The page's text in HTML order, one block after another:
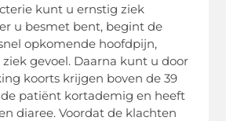
kunt u ernstig ziek
u besmet bent, begint de
opkomende hoofdpijn,
gevoel. Daarna kunt u door
koorts krijgen boven de 39
de patiënt kortademig en heeft
diaree. Voordat de klachten